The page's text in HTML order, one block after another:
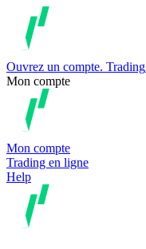
Ouvrez un compte. Trading
Mon compte
Mon compte
Trading en ligne
Help